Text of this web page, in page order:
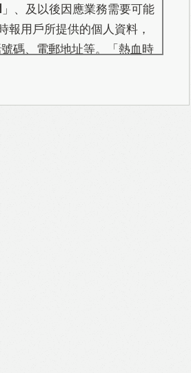
、及以後因應業務需要可能
用戶所提供的個人資料，
碼、電郵地址等。「熱血時
資料與從商業夥伴或其他